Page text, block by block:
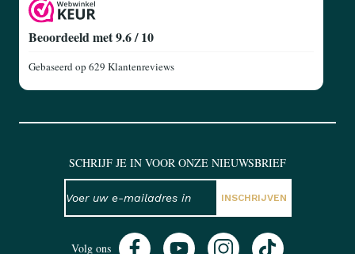
Beoordeeld met 9.6 / 10
Gebaseerd op 629 Klantenreviews
SCHRIJF JE IN VOOR ONZE NIEUWSBRIEF
INSCHRIJVEN
Volg ons